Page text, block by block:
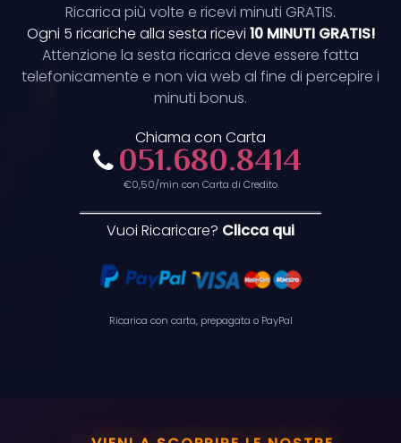
Ricarica più volte e ricevi minuti GRATIS.
Ogni 5 ricariche alla sesta ricevi 10 MINUTI GRATIS!
Attenzione la sesta ricarica deve essere fatta
telefonicamente e non via web al fine di percepire i
minuti bonus.
Chiama con Carta
051.680.8414
€0,50/min con Carta di Credito
Vuoi Ricaricare? Clicca qui
Ricarica con carta, prepagata o PayPal